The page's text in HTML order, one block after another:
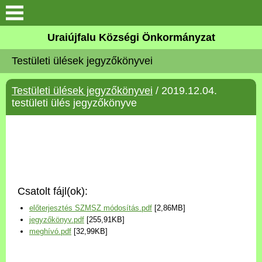
Köszöntő
Elérhetőségek
Uraiújfalu
Választási információk
Versenyképes Járások
Uraiújfalu Községi Önkormányzat
Testületi ülések jegyzőkönyvei
Testületi ülések jegyzőkönyvei / 2019.12.04.
testületi ülés jegyzőkönyve
Csatolt fájl(ok):
előterjesztés SZMSZ módosítás.pdf [2,86MB]
jegyzőkönyv.pdf [255,91KB]
meghívó.pdf [32,99KB]